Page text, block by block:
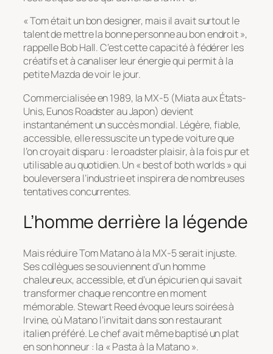
« Tom était un bon designer, mais il avait surtout le
talent de mettre la bonne personne au bon endroit »,
rappelle Bob Hall. C’est cette capacité à fédérer les
créatifs et à canaliser leur énergie qui permit à la
petite Mazda de voir le jour.
Commercialisée en 1989, la MX-5 (Miata aux États-
Unis, Eunos Roadster au Japon) devient
instantanément un succès mondial. Légère, fiable,
accessible, elle ressuscite un type de voiture que
l’on croyait disparu : le roadster plaisir, à la fois pur et
utilisable au quotidien. Un « best of both worlds » qui
bouleversera l’industrie et inspirera de nombreuses
tentatives concurrentes.
L’homme derrière la légende
Mais réduire Tom Matano à la MX-5 serait injuste.
Ses collègues se souviennent d’un homme
chaleureux, accessible, et d’un épicurien qui savait
transformer chaque rencontre en moment
mémorable. Stewart Reed évoque leurs soirées à
Irvine, où Matano l’invitait dans son restaurant
italien préféré. Le chef avait même baptisé un plat
en son honneur : la « Pasta à la Matano ».